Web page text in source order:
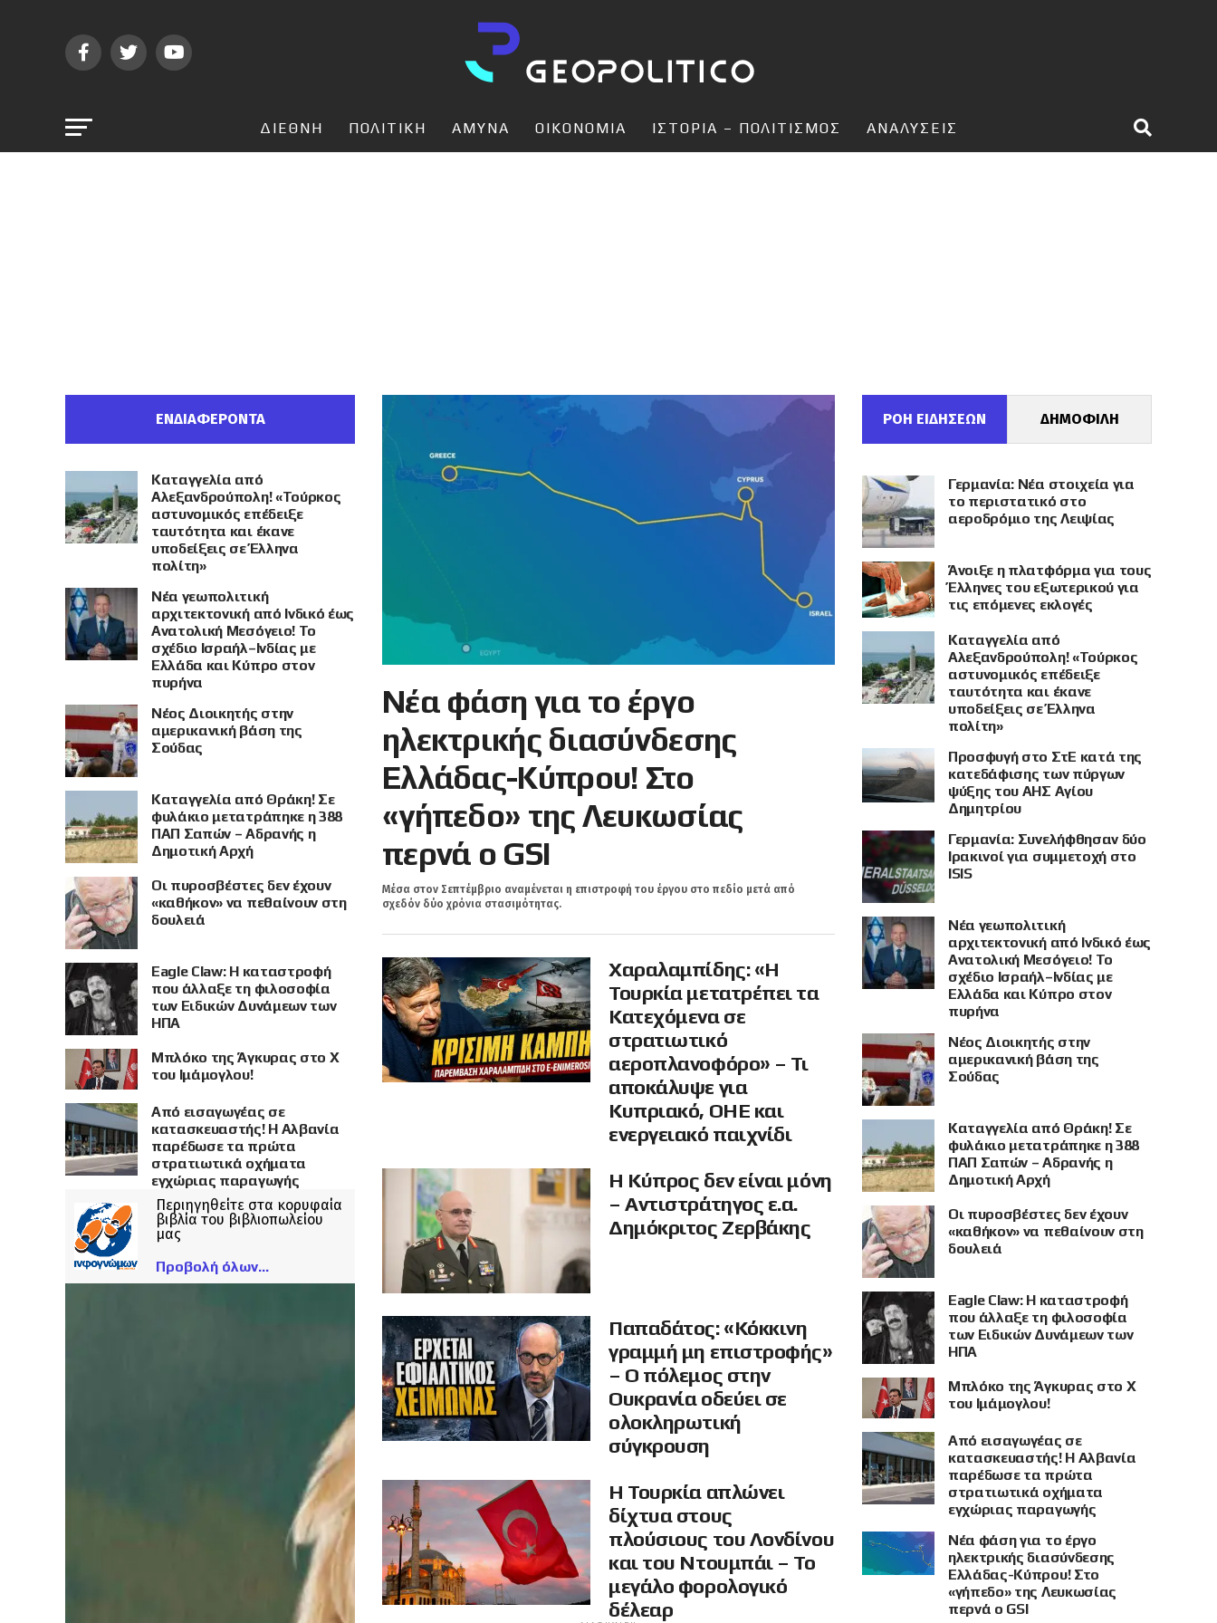
ΔΙΕΘΝΗ ΠΟΛΙΤΙΚΗ ΑΜΥΝΑ ΟΙΚΟΝΟΜΙΑ ΙΣΤΟΡΙΑ – ΠΟΛΙΤΙΣΜΟΣ ΑΝΑΛΥΣΕΙΣ
Νέα φάση για το έργο
ηλεκτρικής διασύνδεσης
Ελλάδας-Κύπρου! Στο
«γήπεδο» της Λευκωσίας
περνά ο GSI
Μέσα στον Σεπτέμβριο αναμένεται η επιστροφή του έργου στο πεδίο μετά από
σχεδόν δύο χρόνια στασιμότητας.
Χαραλαμπίδης: «Η
Τουρκία μετατρέπει τα
Κατεχόμενα σε
στρατιωτικό
αεροπλανοφόρο» – Τι
αποκάλυψε για
Κυπριακό, ΟΗΕ και
ενεργειακό παιχνίδι
Η Κύπρος δεν είναι μόνη
– Αντιστράτηγος ε.α.
Δημόκριτος Ζερβάκης
Παπαδάτος: «Κόκκινη
γραμμή μη επιστροφής»
– Ο πόλεμος στην
Ουκρανία οδεύει σε
ολοκληρωτική
σύγκρουση
Η Τουρκία απλώνει
δίχτυα στους
πλούσιους του Λονδίνου
και του Ντουμπάι – Το
μεγάλο φορολογικό
δέλεαρ
ΕΝΔΙΑΦΕΡΟΝΤΑ
Καταγγελία από
Αλεξανδρούπολη! «Τούρκος
αστυνομικός επέδειξε
ταυτότητα και έκανε
υποδείξεις σε Έλληνα
πολίτη»
Νέα γεωπολιτική
αρχιτεκτονική από Ινδικό έως
Ανατολική Μεσόγειο! Το
σχέδιο Ισραήλ–Ινδίας με
Ελλάδα και Κύπρο στον
πυρήνα
Νέος Διοικητής στην
αμερικανική βάση της
Σούδας
Καταγγελία από Θράκη! Σε
φυλάκιο μετατράπηκε η 388
ΠΑΠ Σαπών – Αδρανής η
Δημοτική Αρχή
Οι πυροσβέστες δεν έχουν
«καθήκον» να πεθαίνουν στη
δουλειά
Eagle Claw: Η καταστροφή
που άλλαξε τη φιλοσοφία
των Ειδικών Δυνάμεων των
ΗΠΑ
Μπλόκο της Άγκυρας στο X
του Ιμάμογλου!
Από εισαγωγέας σε
κατασκευαστής! Η Αλβανία
παρέδωσε τα πρώτα
στρατιωτικά οχήματα
εγχώριας παραγωγής
Περιηγηθείτε στα κορυφαία
βιβλία του βιβλιοπωλείου
μας
Προβολή όλων
ΡΟΗ ΕΙΔΗΣΕΩΝ ΔΗΜΟΦΙΛΗ
Γερμανία: Νέα στοιχεία για
το περιστατικό στο
αεροδρόμιο της Λειψίας
Άνοιξε η πλατφόρμα για τους
Έλληνες του εξωτερικού για
τις επόμενες εκλογές
Καταγγελία από
Αλεξανδρούπολη! «Τούρκος
αστυνομικός επέδειξε
ταυτότητα και έκανε
υποδείξεις σε Έλληνα
πολίτη»
Προσφυγή στο ΣτΕ κατά της
κατεδάφισης των πύργων
ψύξης του ΑΗΣ Αγίου
Δημητρίου
Γερμανία: Συνελήφθησαν δύο
Ιρακινοί για συμμετοχή στο
ISIS
Νέα γεωπολιτική
αρχιτεκτονική από Ινδικό έως
Ανατολική Μεσόγειο! Το
σχέδιο Ισραήλ–Ινδίας με
Ελλάδα και Κύπρο στον
πυρήνα
Νέος Διοικητής στην
αμερικανική βάση της
Σούδας
Καταγγελία από Θράκη! Σε
φυλάκιο μετατράπηκε η 388
ΠΑΠ Σαπών – Αδρανής η
Δημοτική Αρχή
Οι πυροσβέστες δεν έχουν
«καθήκον» να πεθαίνουν στη
δουλειά
Eagle Claw: Η καταστροφή
που άλλαξε τη φιλοσοφία
των Ειδικών Δυνάμεων των
ΗΠΑ
Μπλόκο της Άγκυρας στο X
του Ιμάμογλου!
Από εισαγωγέας σε
κατασκευαστής! Η Αλβανία
παρέδωσε τα πρώτα
στρατιωτικά οχήματα
εγχώριας παραγωγής
Νέα φάση για το έργο
ηλεκτρικής διασύνδεσης
Ελλάδας-Κύπρου! Στο
«γήπεδο» της Λευκωσίας
περνά ο GSI